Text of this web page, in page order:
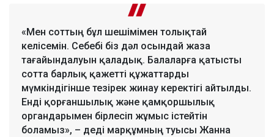
«Мен соттың бұл шешімімен толықтай
келісемін. Себебі біз дәл осындай жаза
тағайындалуын қаладық. Балаларға қатысты
сотта барлық қажетті құжаттарды
мүмкіндігінше тезірек жинау керектігі айтылды.
Енді қорғаншылық және қамқоршылық
органдарымен бірлесіп жұмыс істейтін
боламыз», – деді марқұмның туысы Жанна